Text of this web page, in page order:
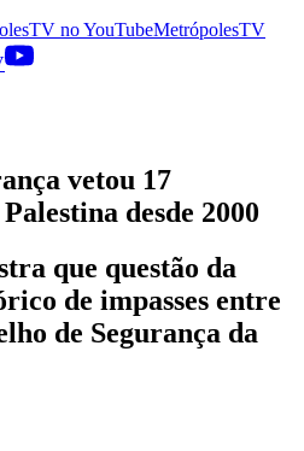
noYouTubeMetrópolesTV
vetou 17
desde 2000
que questão da
de impasses entre
de Segurança da